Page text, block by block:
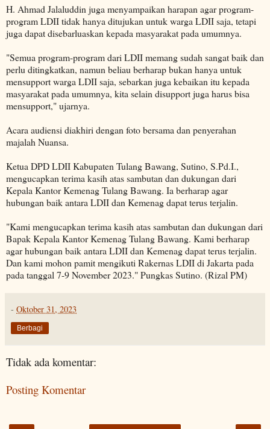
H. Ahmad Jalaluddin juga menyampaikan harapan agar program-
program LDII tidak hanya ditujukan untuk warga LDII saja, tetapi
juga dapat disebarluaskan kepada masyarakat pada umumnya.
"Semua program-program dari LDII memang sudah sangat baik dan
perlu ditingkatkan, namun beliau berharap bukan hanya untuk
mensupport warga LDII saja, sebarkan juga kebaikan itu kepada
masyarakat pada umumnya, kita selain disupport juga harus bisa
mensupport," ujarnya.
Acara audiensi diakhiri dengan foto bersama dan penyerahan
majalah Nuansa.
Ketua DPD LDII Kabupaten Tulang Bawang, Sutino, S.Pd.I.,
mengucapkan terima kasih atas sambutan dan dukungan dari
Kepala Kantor Kemenag Tulang Bawang. Ia berharap agar
hubungan baik antara LDII dan Kemenag dapat terus terjalin.
"Kami mengucapkan terima kasih atas sambutan dan dukungan dari
Bapak Kepala Kantor Kemenag Tulang Bawang. Kami berharap
agar hubungan baik antara LDII dan Kemenag dapat terus terjalin.
Dan kami mohon pamit mengikuti Rakernas LDII di Jakarta pada
pada tanggal 7-9 November 2023." Pungkas Sutino. (Rizal PM)
- Oktober 31, 2023
Berbagi
Tidak ada komentar:
Posting Komentar